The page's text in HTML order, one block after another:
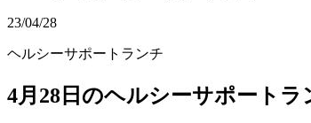
23/04/28
ヘルシーサポートランチ
4月28日のヘルシーサポートラ